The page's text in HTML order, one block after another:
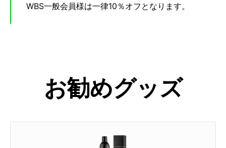
WBS一般会員様は一律10％オフとなります。
お勧めグッズ